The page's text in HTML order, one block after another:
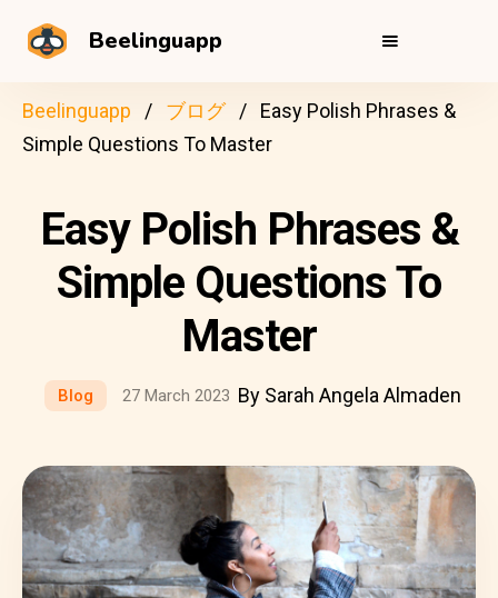
Beelinguapp
Beelinguapp ブログ
Easy Polish Phrases &
Simple Questions To Master
Easy Polish Phrases &
Simple Questions To
Master
Blog 27 March 2023 By Sarah Angela Almaden